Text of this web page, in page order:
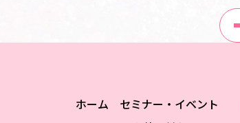
ホーム
セミナー・イベント